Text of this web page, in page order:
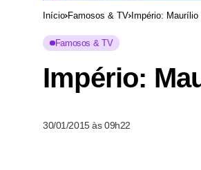
Início Famosos & TV Império:
Famosos & TV
Império:
30/01/2015 às 09h22